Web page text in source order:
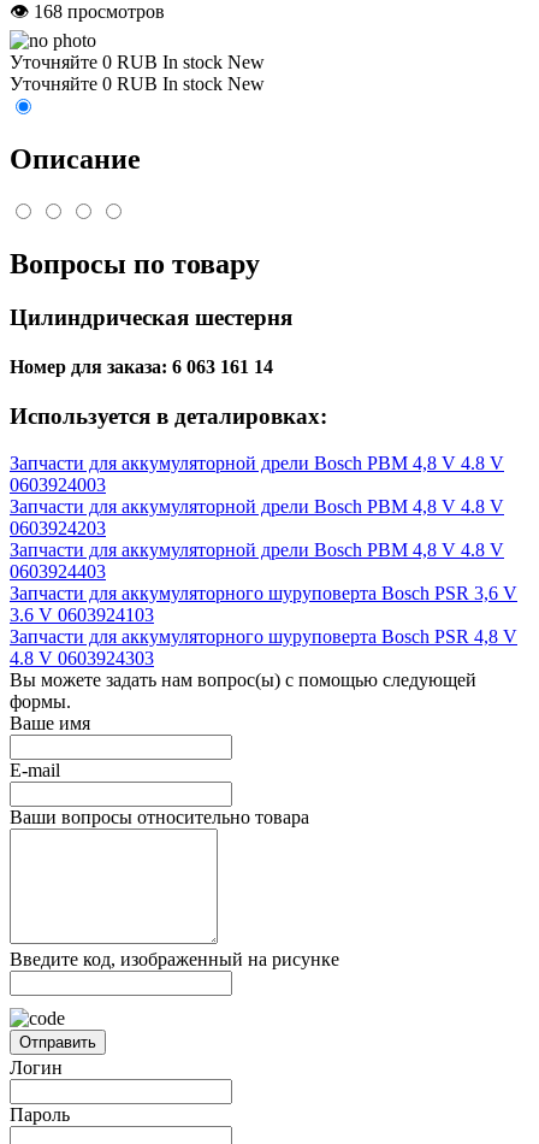
👁 168 просмотров
Уточняйте 0 RUB In stock New
Уточняйте 0 RUB In stock New
Описание
Вопросы по товару
Цилиндрическая шестерня
Номер для заказа: 6 063 161 14
Используется в деталировках:
Запчасти для аккумуляторной дрели Bosch PBM 4,8 V 4.8 V
0603924003
Запчасти для аккумуляторной дрели Bosch PBM 4,8 V 4.8 V
0603924203
Запчасти для аккумуляторной дрели Bosch PBM 4,8 V 4.8 V
0603924403
Запчасти для аккумуляторного шуруповерта Bosch PSR 3,6 V
3.6 V 0603924103
Запчасти для аккумуляторного шуруповерта Bosch PSR 4,8 V
4.8 V 0603924303
Вы можете задать нам вопрос(ы) с помощью следующей
формы.
Ваше имя
E-mail
Ваши вопросы относительно товара
Введите код, изображенный на рисунке
Отправить
Логин
Пароль